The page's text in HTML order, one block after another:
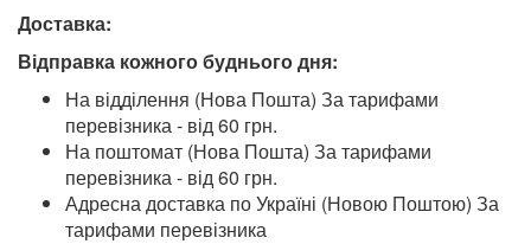
Доставка:
Відправка кожного буднього дня:
На відділення (Нова Пошта) За тарифами
перевізника - від 60 грн.
На поштомат (Нова Пошта) За тарифами
перевізника - від 60 грн.
Адресна доставка по Україні (Новою Поштою) За
тарифами перевізника